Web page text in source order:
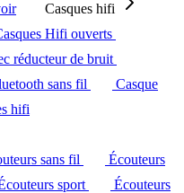
Casques hifi
Hifi ouverts
réducteur de bruit
sans fil
Casque
hifi
sans fil
Écouteurs
sport
Écouteurs